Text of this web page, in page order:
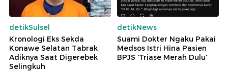
detikSulsel
Kronologi Eks Sekda
Konawe Selatan Tabrak
Adiknya Saat Digerebek
Selingkuh
detikNews
Suami Dokter Ngaku Pakai
Medsos Istri Hina Pasien
BPJS 'Triase Merah Dulu'